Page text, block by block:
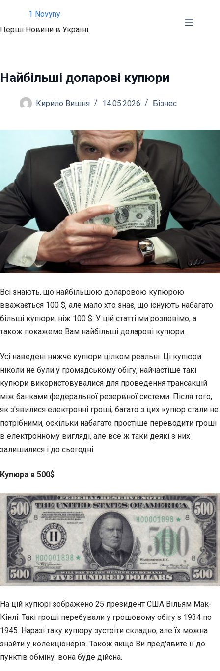
вмісту
1 Novyny
Перші Новини в Україні
Найбільші доларові купюри
Кирило Вишня 14.05.2026 Бізнес
Всі знають, що найбільшою доларовою купюрою
вважається 100 $, але мало хто знає, що існують набагато
більші купюри, ніж 100 $. У цій статті ми розповімо, а
також покажемо Вам найбільші доларові купюри.
Усі наведені нижче купюри цілком реальні. Ці купюри
ніколи не були у громадському обігу, найчастіше такі
купюри використовувалися для проведення трансакцій
між банками федеральної резервної системи. Після того,
як з'явилися електронні гроші, багато з цих купюр стали не
потрібними, оскільки набагато простіше переводити гроші
в електронному вигляді, але все ж таки деякі з них
залишилися і до сьогодні.
Купюра в 500$
На цій купюрі зображено 25 президент США Вільям Мак-
Кінлі. Такі гроші перебували у грошовому обігу з 1934 по
1945. Наразі таку купюру зустріти складно, але їх можна
знайти у колекціонерів. Також якщо Ви пред'явите її до
пунктів обміну, вона буде дійсна.